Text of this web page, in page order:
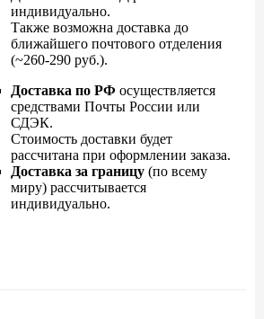
индивидуально.
Также возможна доставка до
ближайшего почтового отделения
(~260-290 руб.).
Доставка по РФ осуществляется
средствами Почты России или
СДЭК.
Стоимость доставки будет
рассчитана при оформлении заказа.
Доставка за границу (по всему
миру) рассчитывается
индивидуально.